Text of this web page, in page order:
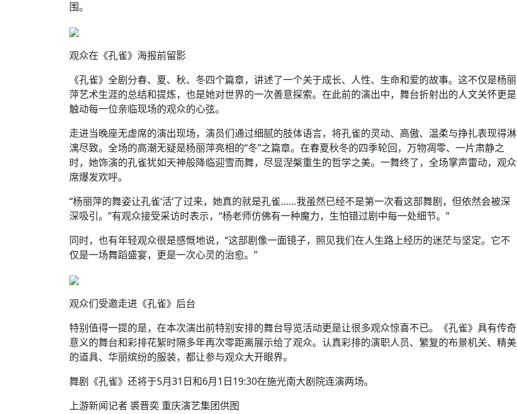
围。
观众在《孔雀》海报前留影
《孔雀》全剧分春、夏、秋、冬四个篇章，讲述了一个关于成长、人性、生命和爱的故事。这不仅是杨丽
萍艺术生涯的总结和提炼，也是她对世界的一次善意探索。在此前的演出中，舞台折射出的人文关怀更是
触动每一位亲临现场的观众的心弦。
走进当晚座无虚席的演出现场，演员们通过细腻的肢体语言，将孔雀的灵动、高傲、温柔与挣扎表现得淋
漓尽致。全场的高潮无疑是杨丽萍亮相的“冬”之篇章。在春夏秋冬的四季轮回，万物凋零、一片肃静之
时，她饰演的孔雀犹如天神般降临迎雪而舞，尽显涅槃重生的哲学之美。一舞终了，全场掌声雷动，观众
席爆发欢呼。
“杨丽萍的舞姿让孔雀‘活’了过来，她真的就是孔雀……我虽然已经不是第一次看这部舞剧，但依然会被深
深吸引。”有观众接受采访时表示，“杨老师仿佛有一种魔力，生怕错过剧中每一处细节。”
同时，也有年轻观众很是感慨地说，“这部剧像一面镜子，照见我们在人生路上经历的迷茫与坚定。它不
仅是一场舞蹈盛宴，更是一次心灵的治愈。”
观众们受邀走进《孔雀》后台
特别值得一提的是，在本次演出前特别安排的舞台导览活动更是让很多观众惊喜不已。《孔雀》具有传奇
意义的舞台和彩排花絮时隔多年再次零距离展示给了观众。认真彩排的演职人员、繁复的布景机关、精美
的道具、华丽缤纷的服装，都让参与观众大开眼界。
舞剧《孔雀》还将于5月31日和6月1日19:30在施光南大剧院连演两场。
上游新闻记者 裘晋奕 重庆演艺集团供图